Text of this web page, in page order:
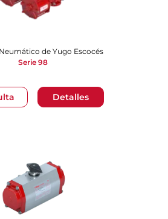
Detalles
de Yugo Escocés
Serie 98